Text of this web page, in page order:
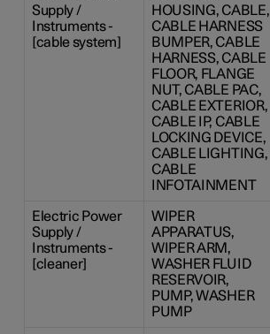
Supply /
Instruments -
[cable system]
HOUSING, CABLE,
CABLE HARNESS
BUMPER, CABLE
HARNESS, CABLE
FLOOR, FLANGE
NUT, CABLE PAC,
CABLE EXTERIOR,
CABLE IP, CABLE
LOCKING DEVICE,
CABLE LIGHTING,
CABLE
INFOTAINMENT
Electric Power
Supply /
Instruments -
[cleaner]
WIPER
APPARATUS,
WIPER ARM,
WASHER FLUID
RESERVOIR,
PUMP, WASHER
PUMP